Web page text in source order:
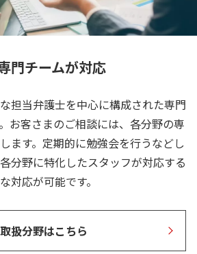
門チームが対応
担当弁護士を中心に構成された専門
お客さまのご相談には、各分野の専
ます。定期的に勉強会を行うなどし
分野に特化したスタッフが対応する
対応が可能です。
取扱分野はこちら